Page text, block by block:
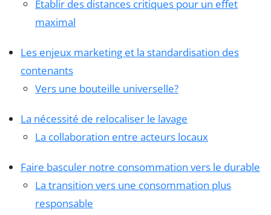
Établir des distances critiques pour un effet
maximal
Les enjeux marketing et la standardisation des
contenants
Vers une bouteille universelle?
La nécessité de relocaliser le lavage
La collaboration entre acteurs locaux
Faire basculer notre consommation vers le durable
La transition vers une consommation plus
responsable